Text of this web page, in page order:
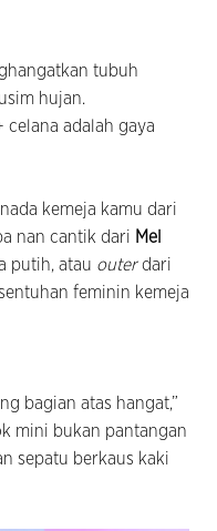
tubuh
hujan.
celana adalah gaya
kemeja kamu dari
nan cantik dari Mel
putih, atau outerdari
feminin kemeja
bagian atas hangat,”
mini bukan pantangan
sepatu berkaus kaki